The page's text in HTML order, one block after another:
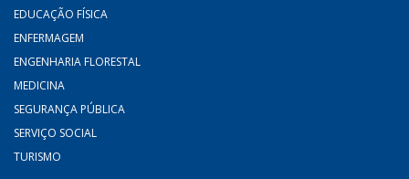
EDUCAÇÃO FÍSICA
ENFERMAGEM
ENGENHARIA FLORESTAL
MEDICINA
SEGURANÇA PÚBLICA
SERVIÇO SOCIAL
TURISMO